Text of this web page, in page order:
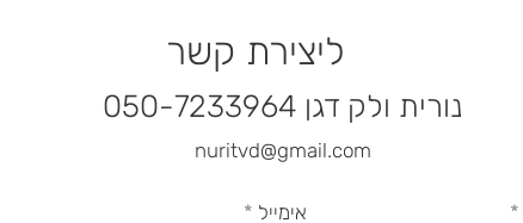
ליצירת קשר
נורית ולק דגן 050-7233964
nuritvd@gmail.com
אימייל